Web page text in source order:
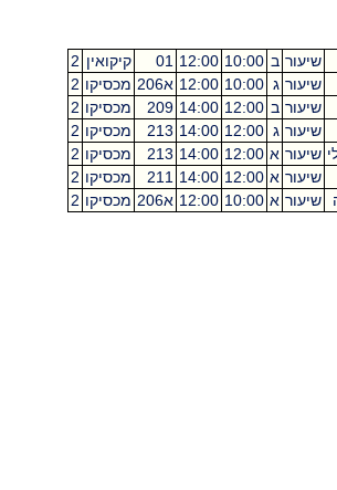
שיעור ב 10:00
12:00
01 קיקואין 2
שיעור ג 10:00
12:00 א206 מכסיקו 2
שיעור ב 12:00
14:00
209 מכסיקו 2
שיעור ג 12:00
14:00
213 מכסיקו 2
שיעור א 12:00
14:00
213 מכסיקו 2
שיעור א 12:00
14:00
211 מכסיקו 2
שיעור א 10:00
12:00 א206 מכסיקו 2